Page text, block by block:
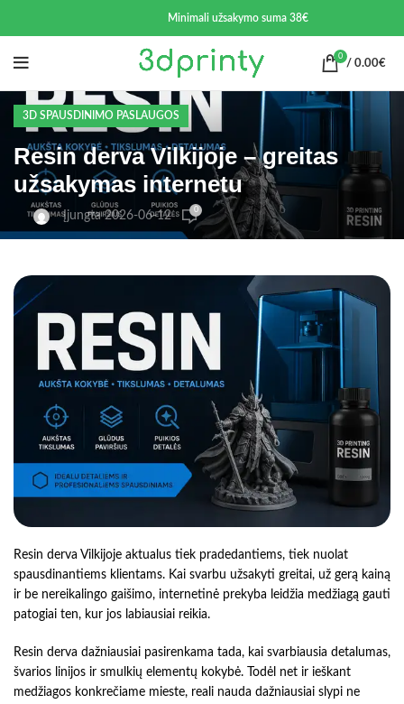
Minimali užsakymo suma 38€
0
/ 0.00€
3D SPAUSDINIMO PASLAUGOS
Resin derva Vilkijoje – greitas
užsakymas internetu
Įjungta 2026-06-12 0
Resin derva Vilkijoje aktualus tiek pradedantiems, tiek nuolat
spausdinantiems klientams. Kai svarbu užsakyti greitai, už gerą kainą
ir be nereikalingo gaišimo, internetinė prekyba leidžia medžiagą gauti
patogiai ten, kur jos labiausiai reikia.
Resin derva dažniausiai pasirenkama tada, kai svarbiausia detalumas,
švarios linijos ir smulkių elementų kokybė. Todėl net ir ieškant
medžiagos konkrečiame mieste, reali nauda dažniausiai slypi ne